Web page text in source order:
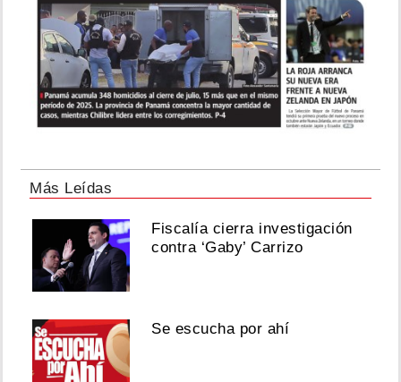
Más Leídas
Fiscalía cierra investigación
contra ‘Gaby’ Carrizo
Se escucha por ahí